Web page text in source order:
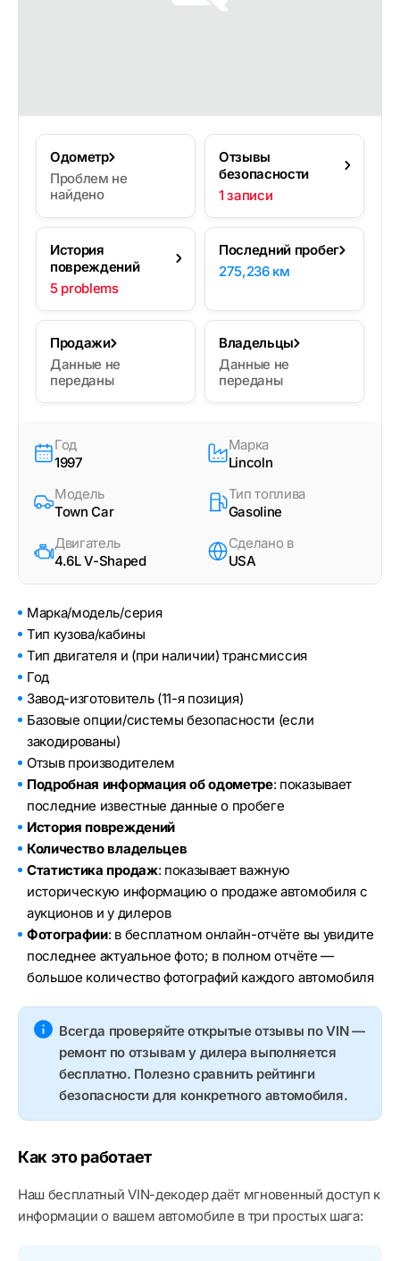
Одометр
Проблем не
найдено
Отзывы
безопасности
1 записи
История
повреждений
5 problems
Последний пробег
275,236 км
Продажи
Данные не
переданы
Владельцы
Данные не
переданы
Год
1997
Марка
Lincoln
Модель
Town Car
Тип топлива
Gasoline
Двигатель
4.6L V-Shaped
Сделано в
USA
Марка/модель/серия
Тип кузова/кабины
Тип двигателя и (при наличии) трансмиссия
Год
Завод-изготовитель (11-я позиция)
Базовые опции/системы безопасности (если
закодированы)
Отзыв производителем
Подробная информация об одометре: показывает
последние известные данные о пробеге
История повреждений
Количество владельцев
Статистика продаж: показывает важную
историческую информацию о продаже автомобиля с
аукционов и у дилеров
Фотографии: в бесплатном онлайн-отчёте вы увидите
последнее актуальное фото; в полном отчёте —
большое количество фотографий каждого автомобиля
Всегда проверяйте открытые отзывы по VIN —
ремонт по отзывам у дилера выполняется
бесплатно. Полезно сравнить рейтинги
безопасности для конкретного автомобиля.
Как это работает
Наш бесплатный VIN-декодер даёт мгновенный доступ к
информации о вашем автомобиле в три простых шага: